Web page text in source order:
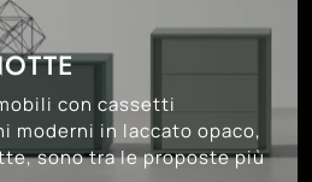
con cassetti
moderni in laccato opaco,
sono tra le proposte più